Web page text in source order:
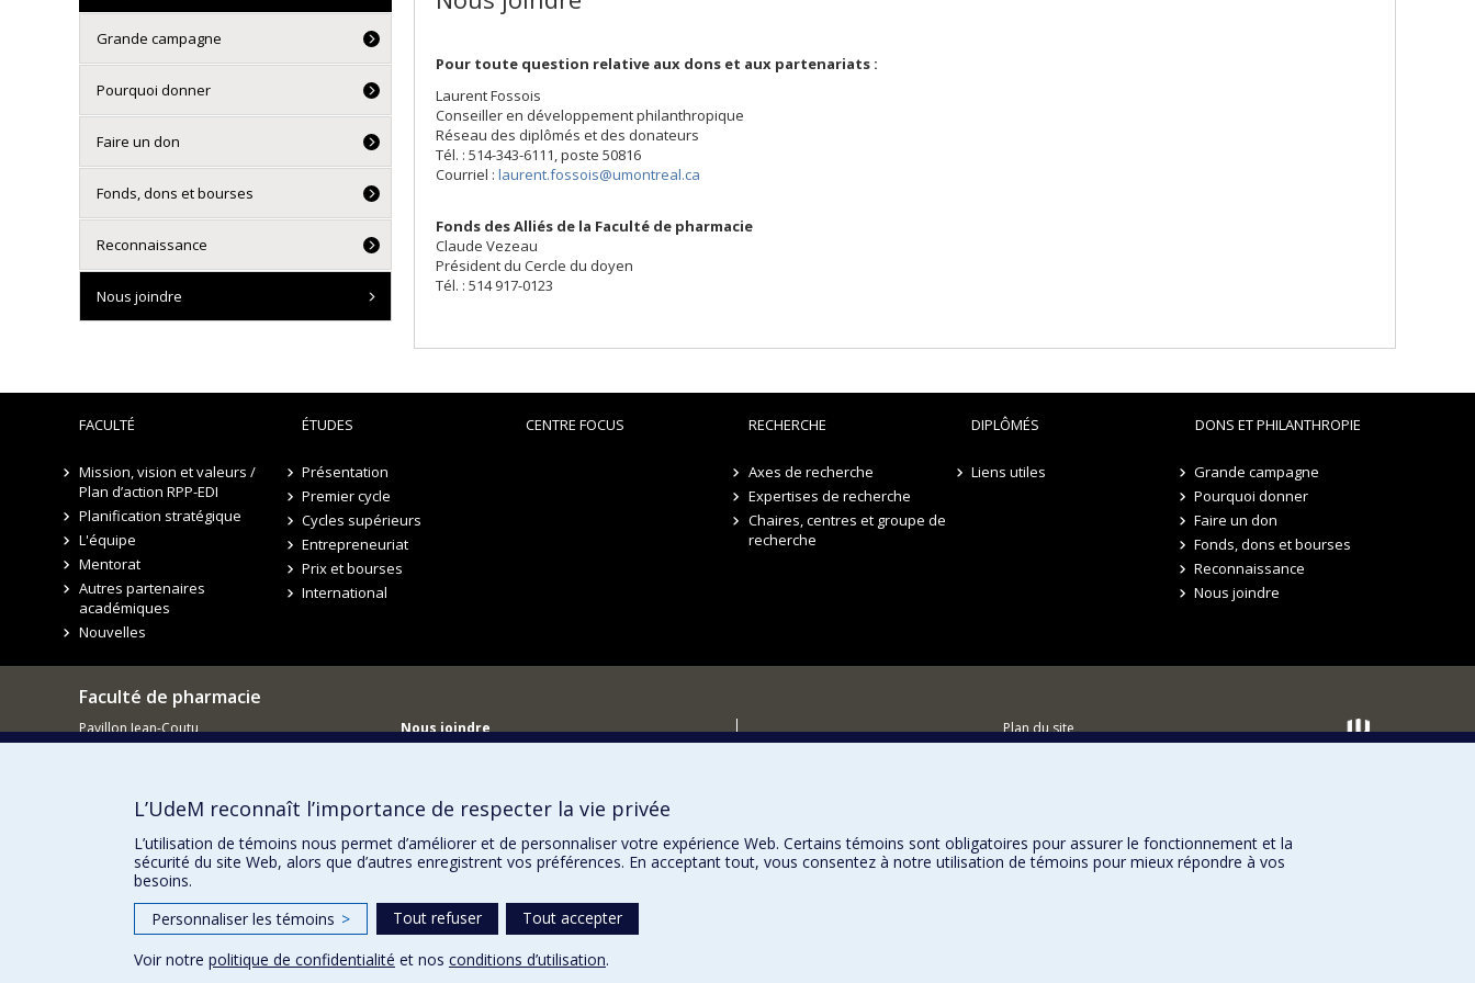
Pour toute question relative aux dons et aux partenariats :
Laurent Fossois
Conseiller en développement philanthropique
Réseau des diplômés et des donateurs
Tél. : 514-343-6111, poste 50816
Courriel : laurent.fossois@umontreal.ca
Fonds des Alliés de la Faculté de pharmacie
Claude Vezeau
Président du Cercle du doyen
Tél. : 514 917-0123
Grande campagne
Pourquoi donner
Faire un don
Fonds, dons et bourses
Reconnaissance
Nous joindre
FACULTÉ
Mission, vision et valeurs /
Plan d’action RPP-EDI
Planification stratégique
L'équipe
Mentorat
Autres partenaires
académiques
Nouvelles
ÉTUDES
Présentation
Premier cycle
Cycles supérieurs
Entrepreneuriat
Prix et bourses
International
CENTRE FOCUS RECHERCHE
Axes de recherche
Expertises de recherche
Chaires, centres et groupe de
recherche
DIPLÔMÉS
Liens utiles
DONS ET PHILANTHROPIE
Grande campagne
Pourquoi donner
Faire un don
Fonds, dons et bourses
Reconnaissance
Nous joindre
Faculté de pharmacie
Pavillon Jean-Coutu
2940, chemin de Polytechnique,
Nous joindre
Plan du site
Confidentialité Conditions d’utilisation Paramètres des témoins
L’UdeM reconnaît l’importance de respecter la vie privée
L’utilisation de témoins nous permet d’améliorer et de personnaliser votre expérience Web. Certains témoins sont obligatoires pour assurer le fonctionnement et la
sécurité du site Web, alors que d’autres enregistrent vos préférences. En acceptant tout, vous consentez à notre utilisation de témoins pour mieux répondre à vos
besoins.
Personnaliser les témoins > Tout refuser
Tout accepter
Voir notre politique de confidentialité et nos conditions d’utilisation.